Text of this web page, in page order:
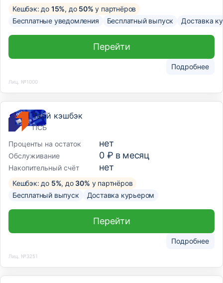
Кешбэк: до 15%, до 50% у партнёров
Бесплатные уведомления
Бесплатный выпуск Доставка
Подробнее
Перейти
Лиц. №1000
Твой кэшбэк
ПСБ
Проценты на остаток
нет
Обслуживание 0 ₽ в месяц
Накопительный счёт нет
Кешбэк: до 5%, до 30% у партнёров
Бесплатный выпуск
Доставка курьером
Подробнее
Перейти
Лиц. №3251